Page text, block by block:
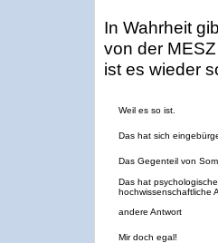
In Wahrheit
von der
ist es wieder
Weil es so ist.
Das hat sich
Das Gegenteil von
Das hat
hochwissenschaftliche
andere Antwort
Mir doch egal!